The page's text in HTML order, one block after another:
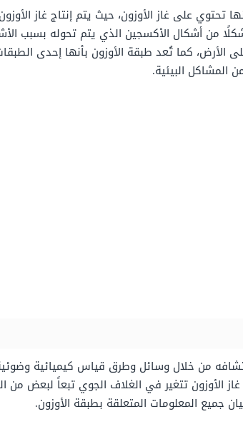
على غاز الأوزون، حيث يتم إنتاج غاز
شكلًا من أشكال الأكسجين الذي يتم تحوله بسبب
كما تُعد طبقة الأوزون بأنها إحدى
المشاكل البيئية.
من خلال وسائل وطرق قياس كيميائية
الأوزون تتغير في الغلاف الجوي تبعاً لبعض من
جميع المعلومات المتعلقة بطبقة الأوزون.